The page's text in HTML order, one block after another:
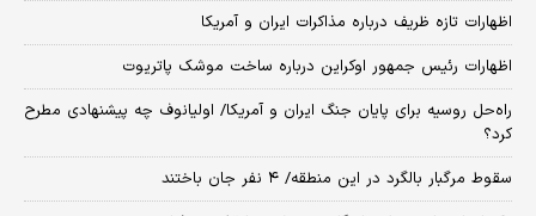
اظهارات تازه ظریف درباره مذاکرات ایران و آمریکا
اظهارات رئیس جمهور اوکراین درباره ساخت موشک پاتریوت
راه‌حل روسیه برای پایان جنگ ایران و آمریکا/ اولیانوف چه پیشنهادی مطرح
کرد؟
سقوط مرگبار بالگرد در این منطقه/ ۴ نفر جان باختند